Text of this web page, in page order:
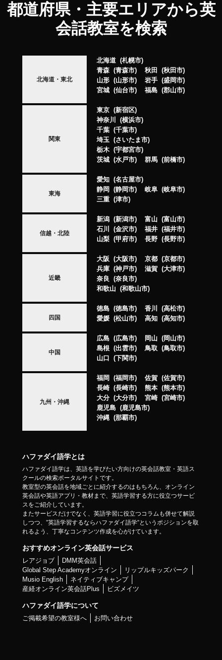
都道府県・主要エリアから英
会話教室を検索
北海道・東北
北海道
札幌市
青森
青森市 秋田
秋田市
山形
山形市 岩手
盛岡市
宮城
仙台市 福島 郡山市
関東
東京
新宿区
神奈川
横浜市
千葉
千葉市
埼玉
さいたま市
栃木
宇都宮市
茨城
水戸市 群馬 前橋市
東海
愛知
名古屋市
静岡
静岡市 岐阜
岐阜市
三重
津市
信越・北陸
新潟 新潟市 富山
富山市
石川
金沢市 福井
福井市
山梨
甲府市 長野 長野市
近畿
大阪 大阪市 京都
京都市
兵庫
神戸市 滋賀
大津市
奈良
奈良市
和歌山
和歌山市
四国
徳島 徳島市 香川
高松市
愛媛
松山市 高知 高知市
中国
広島 広島市 岡山
岡山市
島根
出雲市 鳥取
鳥取市
山口
下関市
九州・沖縄
福岡 福岡市 佐賀
佐賀市
長崎
長崎市 熊本
熊本市
大分
大分市 宮崎
宮崎市
鹿児島
鹿児島市
沖縄
那覇市
ハファダイ語学とは
ハファダイ語学は、英語を学びたい方向けの英会話教室・英語ス
クールの検索ポータルサイトです。
教室型の英会話を地域ごとに紹介するのはもちろん、オンライン
英会話や英語アプリ・教材まで、英語学習する方に役立つサービ
スをご紹介しています。
またサービスだけでなく、英語学習に役立つコラムも併せて解説
しつつ、”英語学習するならハファダイ語学”というポジションを取
れるよう、丁寧なコンテンツ作成を心がけています。
おすすめオンライン英会話サービス
レアジョブ
DMM英会話
Global Step Academyオンライン
リップルキッズパーク
Musio English
ネイティブキャンプ
産経オンライン英会話Plus
ビズメイツ
ハファダイ語学について
ご掲載希望の教室様へ お問い合わせ